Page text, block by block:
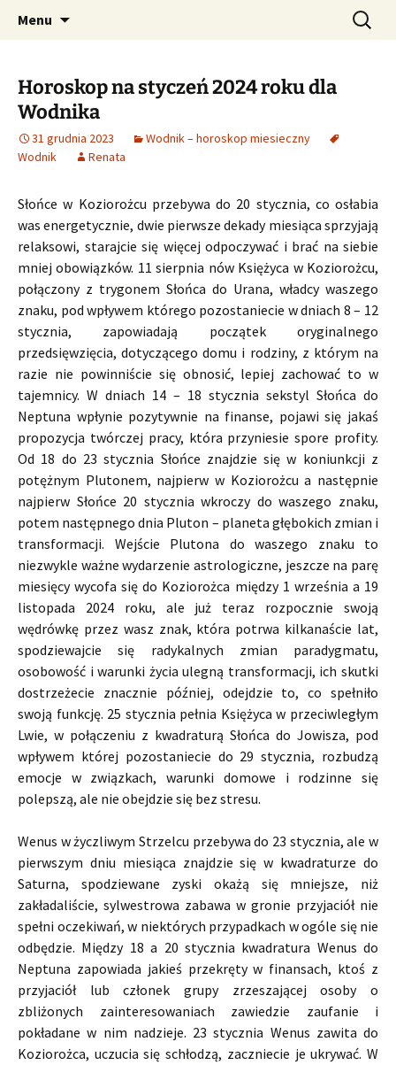
CzaroMarowy horoskop
dzienny, miesięczny i
tygodniowy
Profesjonalne przepowiednie astrologiczne
Menu Szukaj:
Horoskop na styczeń 2024 roku dla
Wodnika
31 grudnia 2023
Wodnik – horoskop miesieczny
Wodnik
Renata
Słońce w Koziorożcu przebywa do 20 stycznia, co osłabia
was energetycznie, dwie pierwsze dekady miesiąca sprzyjają
relaksowi, starajcie się więcej odpoczywać i brać na siebie
mniej obowiązków. 11 sierpnia nów Księżyca w Koziorożcu,
połączony z trygonem Słońca do Urana, władcy waszego
znaku, pod wpływem którego pozostaniecie w dniach 8 – 12
stycznia, zapowiadają początek oryginalnego
przedsięwzięcia, dotyczącego domu i rodziny, z którym na
razie nie powinniście się obnosić, lepiej zachować to w
tajemnicy. W dniach 14 – 18 stycznia sekstyl Słońca do
Neptuna wpłynie pozytywnie na finanse, pojawi się jakaś
propozycja twórczej pracy, która przyniesie spore profity.
Od 18 do 23 stycznia Słońce znajdzie się w koniunkcji z
potężnym Plutonem, najpierw w Koziorożcu a następnie
najpierw Słońce 20 stycznia wkroczy do waszego znaku,
potem następnego dnia Pluton – planeta głębokich zmian i
transformacji. Wejście Plutona do waszego znaku to
niezwykle ważne wydarzenie astrologiczne, jeszcze na parę
miesięcy wycofa się do Koziorożca między 1 września a 19
listopada 2024 roku, ale już teraz rozpocznie swoją
wędrówkę przez wasz znak, która potrwa kilkanaście lat,
spodziewajcie się radykalnych zmian paradygmatu,
osobowość i warunki życia ulegną transformacji, ich skutki
dostrzeżecie znacznie później, odejdzie to, co spełniło
swoją funkcję. 25 stycznia pełnia Księżyca w przeciwległym
Lwie, w połączeniu z kwadraturą Słońca do Jowisza, pod
wpływem której pozostaniecie do 29 stycznia, rozbudzą
emocje w związkach, warunki domowe i rodzinne się
polepszą, ale nie obejdzie się bez stresu.
Wenus w życzliwym Strzelcu przebywa do 23 stycznia, ale w
pierwszym dniu miesiąca znajdzie się w kwadraturze do
Saturna, spodziewane zyski okażą się mniejsze, niż
zakładaliście, sylwestrowa zabawa w gronie przyjaciół nie
spełni oczekiwań, w niektórych przypadkach w ogóle się nie
odbędzie. Między 18 a 20 stycznia kwadratura Wenus do
Neptuna zapowiada jakieś przekręty w finansach, ktoś z
przyjaciół lub członek grupy zrzeszającej osoby o
zbliżonych zainteresowaniach zawiedzie zaufanie i
pokładane w nim nadzieje. 23 stycznia Wenus zawita do
Koziorożca, uczucia się schłodzą, zaczniecie je ukrywać. W